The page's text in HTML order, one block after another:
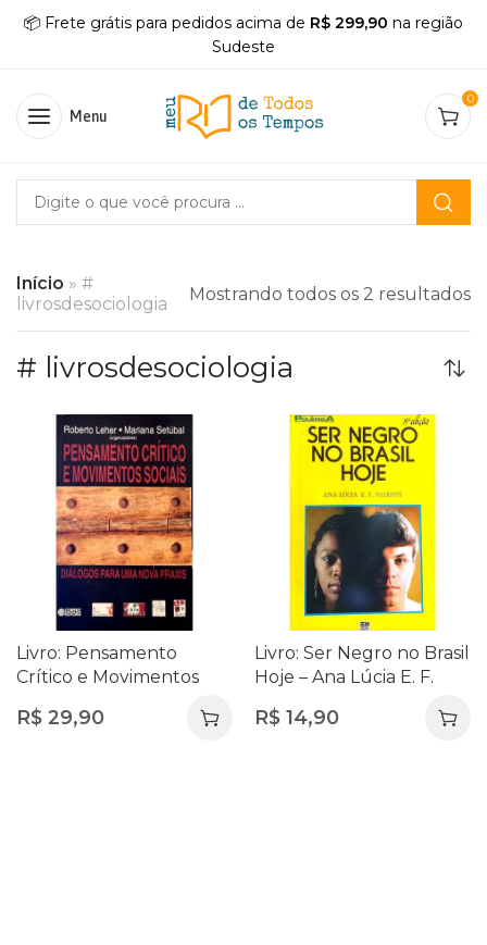
📦 Frete grátis para pedidos acima de R$ 299,90 na região
Sudeste
Menu
0
Início » #
livrosdesociologia
Mostrando todos os 2 resultados
# livrosdesociologia
Livro: Pensamento
Crítico e Movimentos
Mariana Setúbal
R$ 29,90
Livro: Ser Negro no Brasil
Hoje – Ana Lúcia E. F.
R$ 14,90